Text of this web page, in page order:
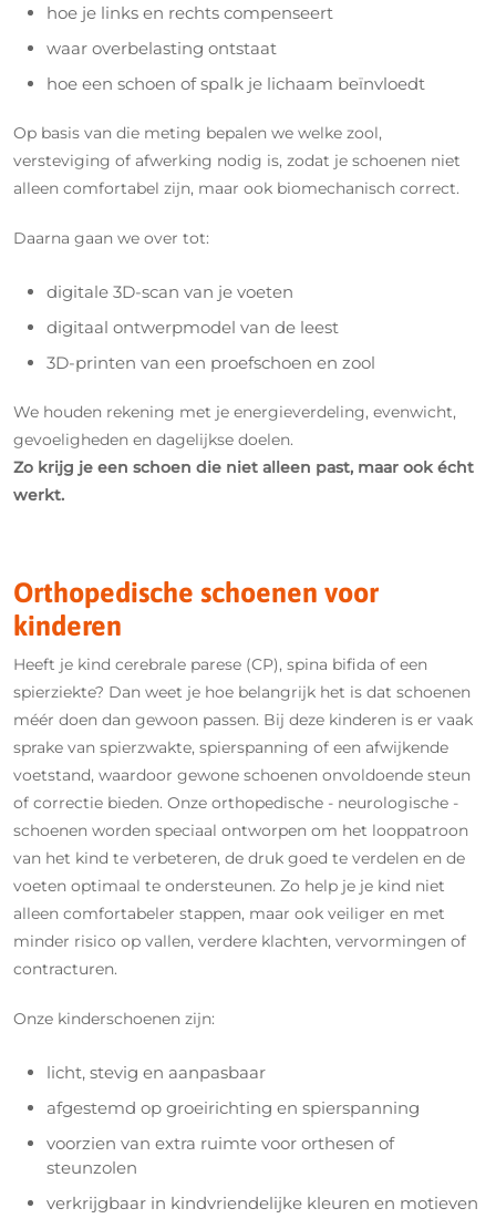
hoe je links en rechts compenseert
waar overbelasting ontstaat
hoe een schoen of spalk je lichaam beïnvloedt
Op basis van die meting bepalen we welke zool,
versteviging of afwerking nodig is, zodat je schoenen niet
alleen comfortabel zijn, maar ook biomechanisch correct.
Daarna gaan we over tot:
digitale 3D-scan van je voeten
digitaal ontwerpmodel van de leest
3D-printen van een proefschoen en zool
We houden rekening met je energieverdeling, evenwicht,
gevoeligheden en dagelijkse doelen.
Zo krijg je een schoen die niet alleen past, maar ook écht
werkt.
Orthopedische schoenen voor
kinderen
Heeft je kind cerebrale parese (CP), spina bifida of een
spierziekte? Dan weet je hoe belangrijk het is dat schoenen
méér doen dan gewoon passen. Bij deze kinderen is er vaak
sprake van spierzwakte, spierspanning of een afwijkende
voetstand, waardoor gewone schoenen onvoldoende steun
of correctie bieden. Onze orthopedische - neurologische -
schoenen worden speciaal ontworpen om het looppatroon
van het kind te verbeteren, de druk goed te verdelen en de
voeten optimaal te ondersteunen. Zo help je je kind niet
alleen comfortabeler stappen, maar ook veiliger en met
minder risico op vallen, verdere klachten, vervormingen of
contracturen.
Onze kinderschoenen zijn:
licht, stevig en aanpasbaar
afgestemd op groeirichting en spierspanning
voorzien van extra ruimte voor orthesen of
steunzolen
verkrijgbaar in kindvriendelijke kleuren en motieven